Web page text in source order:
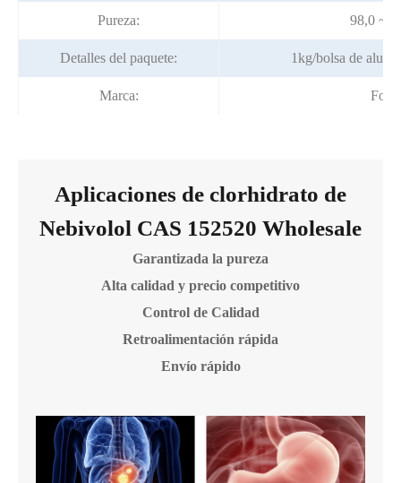
Pureza: 98,0 ~
Detalles del paquete: 1kg/bolsa de
Marca:
Aplicaciones de clorhidrato de
Nebivolol CAS 152520 Wholesale
Garantizada la pureza
Alta calidad y precio competitivo
Control de Calidad
Retroalimentación rápida
Envío rápido